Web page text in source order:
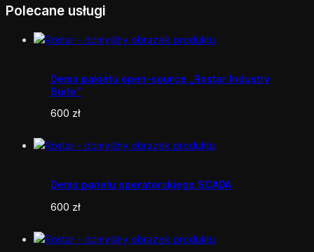
Polecane usługi
Demo pakietu open-source „Rostar Industry
Suite”
600 zł
Demo panelu operatorskiego SCADA
600 zł